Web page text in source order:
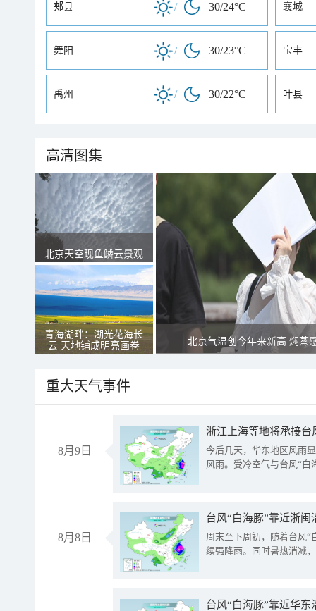
郏县 / 30/24°C 襄城
舞阳 / 30/23°C 宝丰
禹州 / 30/22°C 叶县
高清图集
北京天空现鱼鳞云景观
青海湖畔：湖光花海长
云 天地铺成明亮画卷
北京气温创今年来新高 焖蒸
重大天气事件
8月9日
浙江上海等地将承接台
今后几天，华东地区风雨
风雨。受冷空气与台风“白
8月8日
台风“白海豚”靠近浙
周末至下周初，随着台风“
续强降雨。同时暑热消减
台风“白海豚”靠近华